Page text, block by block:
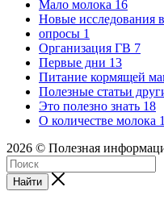
Мало молока 16
Новые исследования
опросы 1
Организация ГВ 7
Первые дни 13
Питание кормящей
Полезные статьи
Это полезно знать 18
О количестве молока 1
2026 © Полезная
Найти